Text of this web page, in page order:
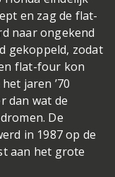
en zag de flat-
naar ongekend
gekoppeld, zodat
flat-four kon
jaren ’70
dan wat de
De
in 1987 op de
aan het grote